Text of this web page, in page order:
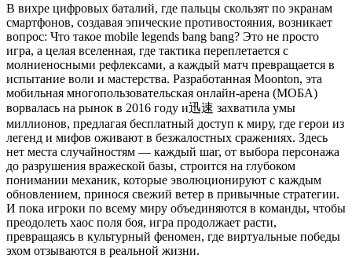
В вихре цифровых баталий, где пальцы скользят по экранам
смартфонов, создавая эпические противостояния, возникает
вопрос: Что такое mobile legends bang bang? Это не просто
игра, а целая вселенная, где тактика переплетается с
молниеносными рефлексами, а каждый матч превращается в
испытание воли и мастерства. Разработанная Moonton, эта
мобильная многопользовательская онлайн-арена (МОБА)
ворвалась на рынок в 2016 году и迅速 захватила умы
миллионов, предлагая бесплатный доступ к миру, где герои из
легенд и мифов оживают в безжалостных сражениях. Здесь
нет места случайностям — каждый шаг, от выбора персонажа
до разрушения вражеской базы, строится на глубоком
понимании механик, которые эволюционируют с каждым
обновлением, принося свежий ветер в привычные стратегии.
И пока игроки по всему миру объединяются в команды, чтобы
преодолеть хаос поля боя, игра продолжает расти,
превращаясь в культурный феномен, где виртуальные победы
эхом отзываются в реальной жизни.